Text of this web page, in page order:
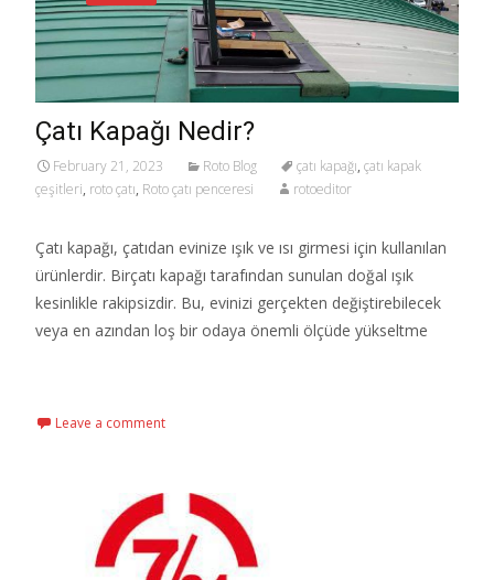
Çatı Kapağı Nedir?
February 21, 2023 Roto Blog çatı kapağı, çatı kapak
çeşitleri, roto çatı, Roto çatı penceresi rotoeditor
Çatı kapağı, çatıdan evinize ışık ve ısı girmesi için kullanılan
ürünlerdir. Birçatı kapağı tarafından sunulan doğal ışık
kesinlikle rakipsizdir. Bu, evinizi gerçekten değiştirebilecek
veya en azından loş bir odaya önemli ölçüde yükseltme
Leave a comment